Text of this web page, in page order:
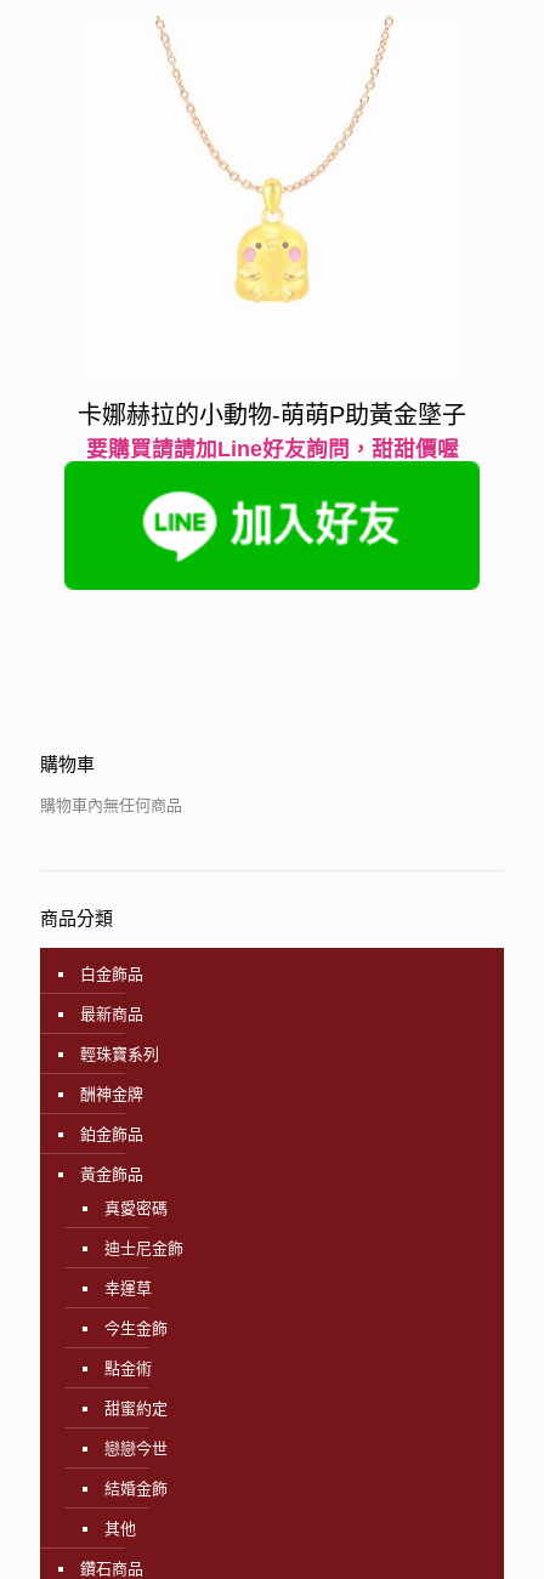
卡娜赫拉的小動物-萌萌P助黃金墜子
要購買請請加Line好友詢問，甜甜價喔
購物車
購物車內無任何商品
商品分類
白金飾品
最新商品
輕珠寶系列
酬神金牌
鉑金飾品
黃金飾品
真愛密碼
迪士尼金飾
幸運草
今生金飾
點金術
甜蜜約定
戀戀今世
結婚金飾
其他
鑽石商品